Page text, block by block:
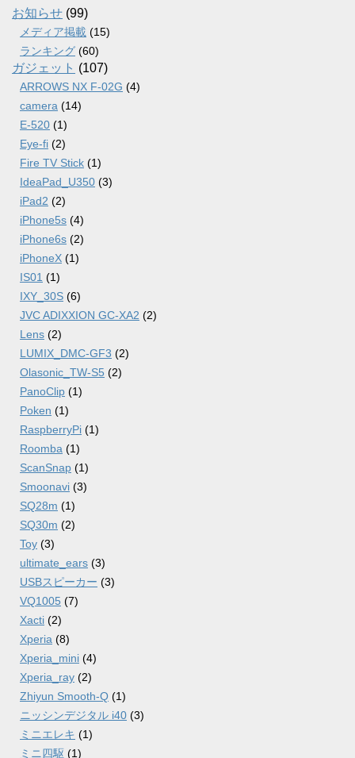
ブ
お知らせ (99)
メディア掲載 (15)
ランキング (60)
ガジェット (107)
ARROWS NX F-02G (4)
camera (14)
E-520 (1)
Eye-fi (2)
Fire TV Stick (1)
IdeaPad_U350 (3)
iPad2 (2)
iPhone5s (4)
iPhone6s (2)
iPhoneX (1)
IS01 (1)
IXY_30S (6)
JVC ADIXXION GC-XA2 (2)
Lens (2)
LUMIX_DMC-GF3 (2)
Olasonic_TW-S5 (2)
PanoClip (1)
Poken (1)
RaspberryPi (1)
Roomba (1)
ScanSnap (1)
Smoonavi (3)
SQ28m (1)
SQ30m (2)
Toy (3)
ultimate_ears (3)
USBスピーカー (3)
VQ1005 (7)
Xacti (2)
Xperia (8)
Xperia_mini (4)
Xperia_ray (2)
Zhiyun Smooth-Q (1)
ニッシンデジタル i40 (3)
ミニエレキ (1)
ミニ四駆 (1)